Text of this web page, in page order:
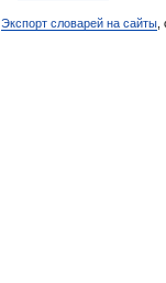
Экспорт словарей на сайты